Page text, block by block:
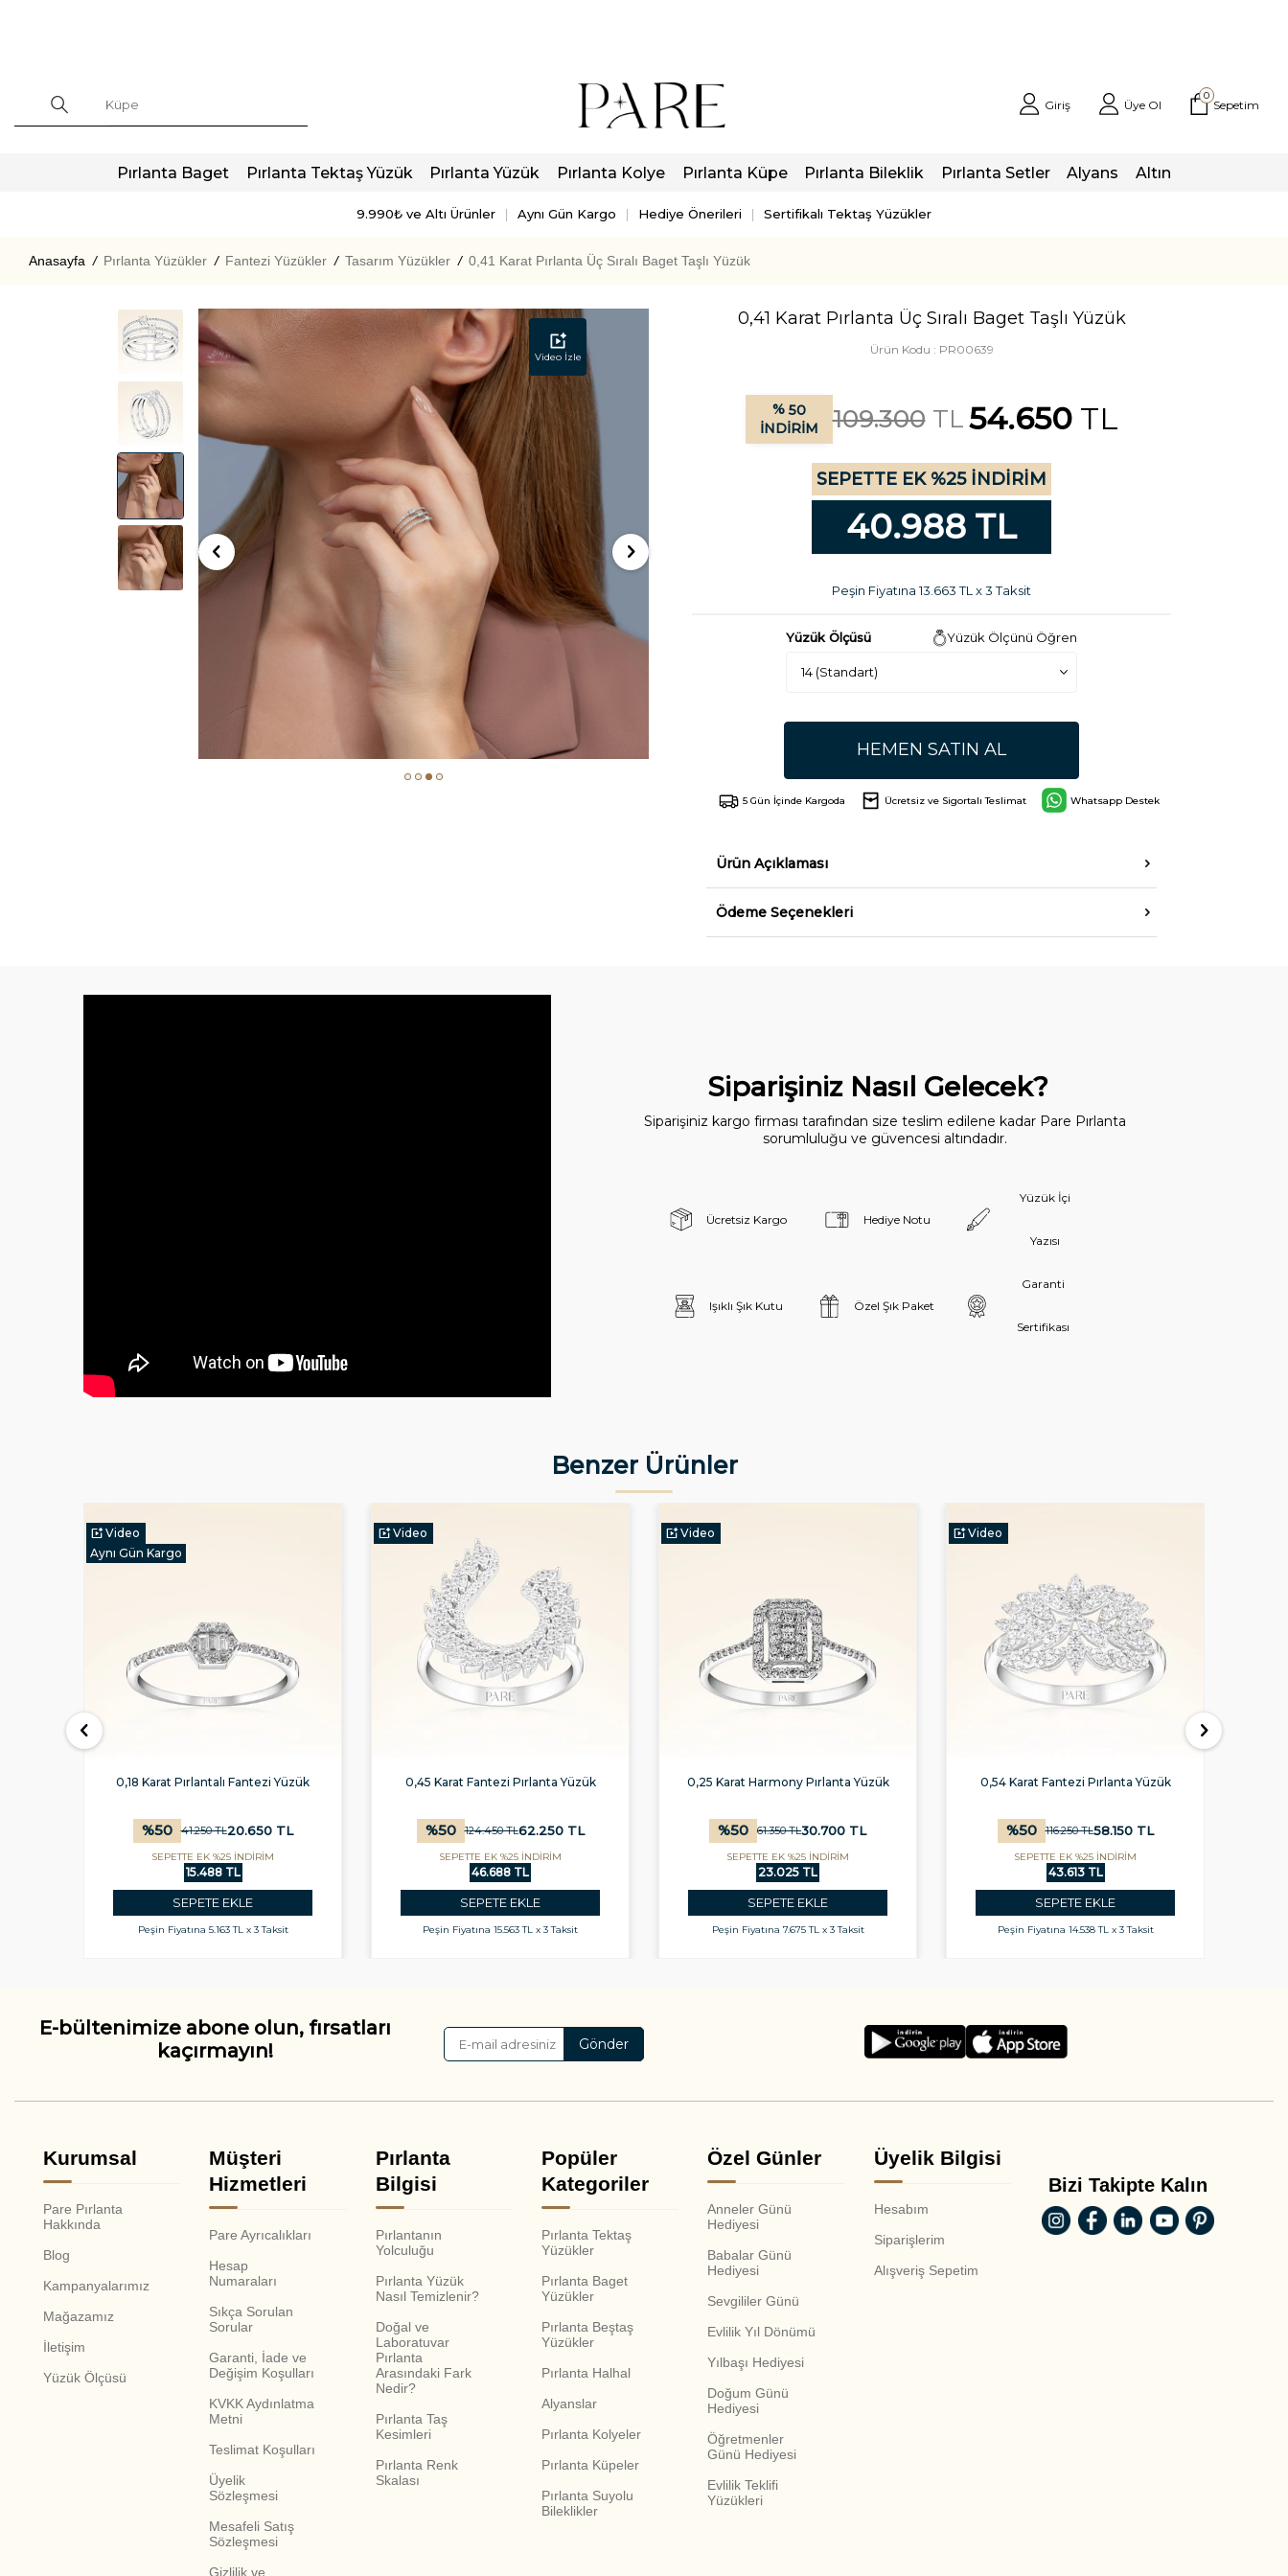
Giriş Üye Ol
0
Sepetim
Pırlanta Baget Pırlanta Tektaş Yüzük Pırlanta Yüzük Pırlanta Kolye Pırlanta Küpe Pırlanta Bileklik Pırlanta Setler Alyans Altın
9.990₺ ve Altı Ürünler Aynı Gün Kargo Hediye Önerileri Sertifikalı Tektaş Yüzükler
Anasayfa / Pırlanta Yüzükler / Fantezi Yüzükler / Tasarım Yüzükler / 0,41 Karat Pırlanta Üç Sıralı Baget Taşlı Yüzük
Video İzle
0,41 Karat Pırlanta Üç Sıralı Baget Taşlı Yüzük
Ürün Kodu : PR00639
% 50
İNDIRIM
109.300TL54.650TL
SEPETTE EK %25 İNDİRİM
40.988 TL
Peşin Fiyatına 13.663 TL x 3 Taksit
Yüzük Ölçüsü Yüzük Ölçünü Öğren
HEMEN SATIN AL
5 Gün İçinde Kargoda Ücretsiz ve Sigortalı Teslimat Whatsapp Destek
Ürün Açıklaması
Ödeme Seçenekleri
Siparişiniz Nasıl Gelecek?
Siparişiniz kargo firması tarafından size teslim edilene kadar Pare Pırlanta
sorumluluğu ve güvencesi altındadır.
Ücretsiz Kargo Hediye Notu
Yüzük İçi
Yazısı
Işıklı Şık Kutu Özel Şık Paket
Garanti
Sertifikası
Benzer Ürünler
Video
Aynı Gün Kargo
0,18 Karat Pırlantalı Fantezi Yüzük
%50 41.250TL20.650TL
SEPETTE EK %25 İNDİRİM
15.488 TL
SEPETE EKLE
Peşin Fiyatına 5.163 TL x 3 Taksit
Video
0,45 Karat Fantezi Pırlanta Yüzük
%50 124.450TL62.250TL
SEPETTE EK %25 İNDİRİM
46.688 TL
SEPETE EKLE
Peşin Fiyatına 15.563 TL x 3 Taksit
Video
0,25 Karat Harmony Pırlanta Yüzük
%50 61.350TL30.700 TL
SEPETTE EK %25 İNDİRİM
23.025 TL
SEPETE EKLE
Peşin Fiyatına 7.675 TL x 3 Taksit
Video
0,54 Karat Fantezi Pırlanta Yüzük
%50 116.250TL58.150TL
SEPETTE EK %25 İNDİRİM
43.613 TL
SEPETE EKLE
Peşin Fiyatına 14.538 TL x 3 Taksit
E-bültenimize abone olun, fırsatları
kaçırmayın!
Gönder
Kurumsal
Pare Pırlanta
Hakkında
Blog
Kampanyalarımız
Mağazamız
İletişim
Yüzük Ölçüsü
Müşteri
Hizmetleri
Pare Ayrıcalıkları
Hesap
Numaraları
Sıkça Sorulan
Sorular
Garanti, İade ve
Değişim Koşulları
KVKK Aydınlatma
Metni
Teslimat Koşulları
Üyelik
Sözleşmesi
Mesafeli Satış
Sözleşmesi
Gizlilik ve
Pırlanta
Bilgisi
Pırlantanın
Yolculuğu
Pırlanta Yüzük
Nasıl Temizlenir?
Doğal ve
Laboratuvar
Pırlanta
Arasındaki Fark
Nedir?
Pırlanta Taş
Kesimleri
Pırlanta Renk
Skalası
Popüler
Kategoriler
Pırlanta Tektaş
Yüzükler
Pırlanta Baget
Yüzükler
Pırlanta Beştaş
Yüzükler
Pırlanta Halhal
Alyanslar
Pırlanta Kolyeler
Pırlanta Küpeler
Pırlanta Suyolu
Bileklikler
Özel Günler
Anneler Günü
Hediyesi
Babalar Günü
Hediyesi
Sevgililer Günü
Evlilik Yıl Dönümü
Yılbaşı Hediyesi
Doğum Günü
Hediyesi
Öğretmenler
Günü Hediyesi
Evlilik Teklifi
Yüzükleri
Üyelik Bilgisi
Hesabım
Siparişlerim
Alışveriş Sepetim
Bizi Takipte Kalın